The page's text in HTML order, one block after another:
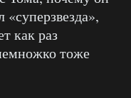
как раз
тоже